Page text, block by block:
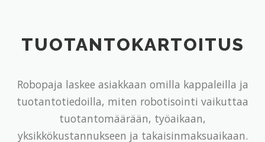
TUOTANTOKARTOITUS
Robopaja laskee asiakkaan omilla kappaleilla ja
tuotantotiedoilla, miten robotisointi vaikuttaa
tuotantomäärään, työaikaan,
yksikkökustannukseen ja takaisinmaksuaikaan.